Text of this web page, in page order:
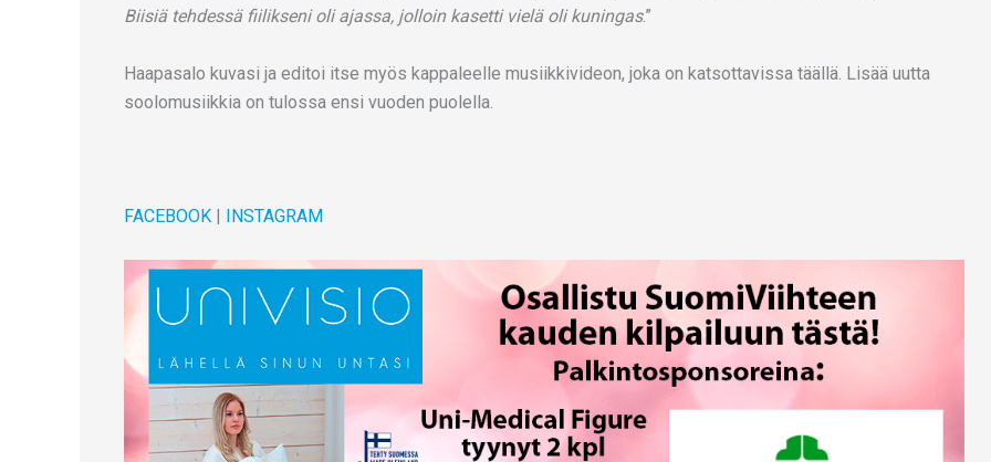
Biisiä tehdessä fiilikseni oli ajassa, jolloin kasetti vielä oli kuningas.”
Haapasalo kuvasi ja editoi itse myös kappaleelle musiikkivideon, joka on katsottavissa täällä. Lisää uutta
soolomusiikkia on tulossa ensi vuoden puolella.
FACEBOOK INSTAGRAM